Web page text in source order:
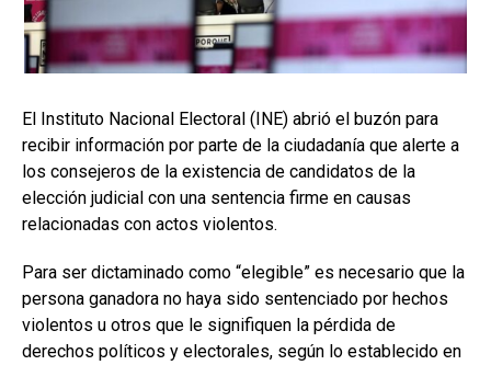
El Instituto Nacional Electoral (INE) abrió el buzón para
recibir información por parte de la ciudadanía que alerte a
los consejeros de la existencia de candidatos de la
elección judicial con una sentencia firme en causas
relacionadas con actos violentos.
Para ser dictaminado como “elegible” es necesario que la
persona ganadora no haya sido sentenciado por hechos
violentos u otros que le signifiquen la pérdida de
derechos políticos y electorales, según lo establecido en